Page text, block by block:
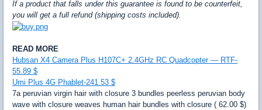
If a product that falls under this guarantee is found to be counterfeit,
you will get a full refund (shipping costs included).
READ MORE
Hubsan X4 Camera Plus H107C+ 2.4GHz RC Quadcopter — RTF-
55.89 $
Umi Plus 4G Phablet-241.53 $
7a peruvian virgin hair with closure 3 bundles peerless peruvian body
wave with closure weaves human hair bundles with closure ( 62.00 $)